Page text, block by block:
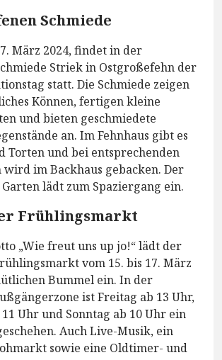
Schmiede
März 2024, findet in der
Striek in Ostgroßefehn der
statt. Die Schmiede zeigen
Können, fertigen kleine
und bieten geschmiedete
an. Im Fehnhaus gibt es
Torten und bei entsprechenden
im Backhaus gebacken. Der
lädt zum Spaziergang ein.
Frühlingsmarkt
„Wie freut uns up jo!“ lädt der
vom 15. bis 17. März
Bummel ein. In der
ist Freitag ab 13 Uhr,
Uhr und Sonntag ab 10 Uhr ein
Auch Live-Musik, ein
sowie eine Oldtimer- und